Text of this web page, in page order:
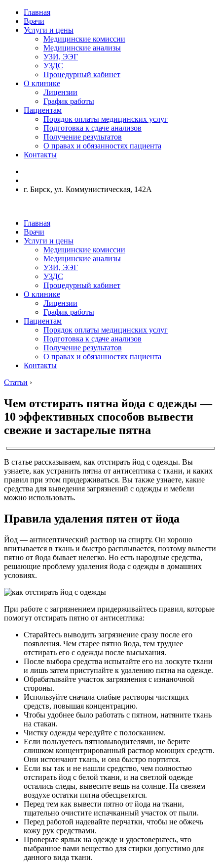
Главная
Врачи
Услуги и цены
Медицинские комиссии
Медицинские анализы
УЗИ, ЭЭГ
УЗДС
Процедурный кабинет
О клинике
Лицензии
График работы
Пациентам
Порядок оплаты медицинских услуг
Подготовка к сдаче анализов
Получение результатов
О правах и обязанностях пациента
Контакты
г. Бирск, ул. Коммунистическая, 142А
Главная
Врачи
Услуги и цены
Медицинские комиссии
Медицинские анализы
УЗИ, ЭЭГ
УЗДС
Процедурный кабинет
О клинике
Лицензии
График работы
Пациентам
Порядок оплаты медицинских услуг
Подготовка к сдаче анализов
Получение результатов
О правах и обязанностях пациента
Контакты
Статьи ›
Чем отстирать пятна йода с одежды —
10 эффективных способов вывести
свежие и застарелые пятна
В статье рассказываем, как отстирать йод с одежды. Вы
узнаете, как устранить пятна от антисептика с ткани, и каких
правил при этом придерживаться. Вы также узнаете, какие
средства для выведения загрязнений с одежды и мебели
можно использовать.
Правила удаления пятен от йода
Йод — антисептический раствор на спирту. Он хорошо
впитывается в ткань и быстро расплывается, поэтому вывести
пятно от йода бывает нелегко. Но есть народные средства,
решающие проблему удаления йода с одежды в домашних
условиях.
При работе с загрязнением придерживайтесь правил, которые
помогут отстирать пятно от антисептика:
Старайтесь выводить загрязнение сразу после его
появления. Чем старее пятно йода, тем труднее
отстирать его с одежды после высыхания.
После выбора средства испытайте его на лоскуте ткани
и лишь затем приступайте к удалению пятна на одежде.
Обрабатывайте участок загрязнения с изнаночной
стороны.
Используйте сначала слабые растворы чистящих
средств, повышая концентрацию.
Чтобы удобнее было работать с пятном, натяните ткань
на стакан.
Чистку одежды чередуйте с полосканием.
Если пользуетесь пятновыводителями, не берите
слишком концентрированный раствор моющих средств.
Они истончают ткань, и она быстро портится.
Если вы так и не нашли средство, чем полностью
отстирать йод с белой ткани, и на светлой одежде
остались следы, вывесите вещь на солнце. На свежем
воздухе остатки пятна обесцветятся.
Перед тем как вывести пятно от йода на ткани,
тщательно очистите испачканный участок от пыли.
Перед работой надевайте перчатки, чтобы не обжечь
кожу рук средствами.
Проверьте ярлык на одежде и удостоверьтесь, что
выбранное вами вещество для стирки допустимо для
данного вида ткани.